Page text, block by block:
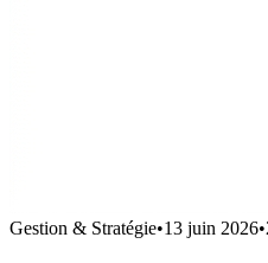
Gestion & Stratégie•13 juin 2026•